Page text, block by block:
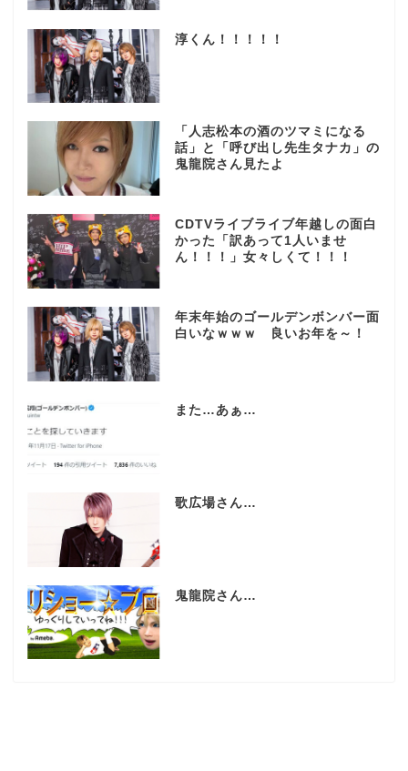
淳くん！！！！！
「人志松本の酒のツマミになる
話」と「呼び出し先生タナカ」の
鬼龍院さん見たよ
CDTVライブライブ年越しの面白
かった「訳あって1人いませ
ん！！！」女々しくて！！！
年末年始のゴールデンボンバー面
白いなｗｗｗ 良いお年を～！
また…あぁ…
歌広場さん…
鬼龍院さん…